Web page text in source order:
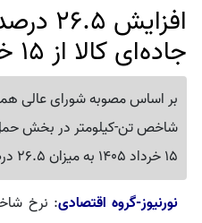
جاده‌ای کالا از 15 خرداد
بر اساس مصوبه شورای عالی
شاخص تن-کیلومتر در بخش
15 خرداد 1405 به میزان 26.5 درصد افزایش خواهد یافت.
نورنیوز-گروه اقتصادی: نرخ